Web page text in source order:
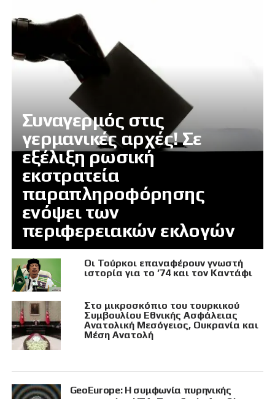
Συναγερμός στις
γερμανικές αρχές! Σε
εξέλιξη ρωσική
εκστρατεία
παραπληροφόρησης
ενόψει των
περιφερειακών εκλογών
Οι Τούρκοι επαναφέρουν γνωστή
ιστορία για το ’74 και τον Καντάφι
Στο μικροσκόπιο του τουρκικού
Συμβουλίου Εθνικής Ασφάλειας
Ανατολική Μεσόγειος, Ουκρανία και
Μέση Ανατολή
GeoEurope: Η συμφωνία πυρηνικής